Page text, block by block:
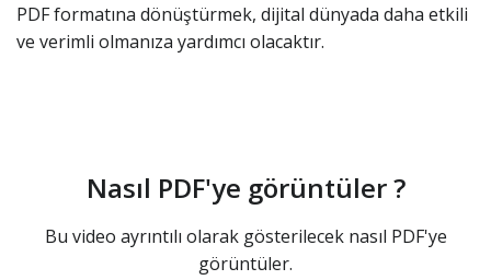
PDF formatına dönüştürmek, dijital dünyada daha etkili
ve verimli olmanıza yardımcı olacaktır.
Nasıl PDF'ye görüntüler ?
Bu video ayrıntılı olarak gösterilecek nasıl PDF'ye
görüntüler.